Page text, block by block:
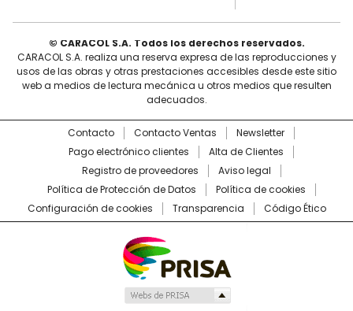
© CARACOL S.A. Todos los derechos reservados.
CARACOL S.A. realiza una reserva expresa de las reproducciones y
usos de las obras y otras prestaciones accesibles desde este sitio
web a medios de lectura mecánica u otros medios que resulten
adecuados.
Contacto Contacto Ventas
Newsletter
Pago electrónico clientes
Alta de Clientes
Registro de proveedores
Aviso legal
Política de Protección de Datos
Política de cookies
Configuración de cookies
Transparencia Código Ético